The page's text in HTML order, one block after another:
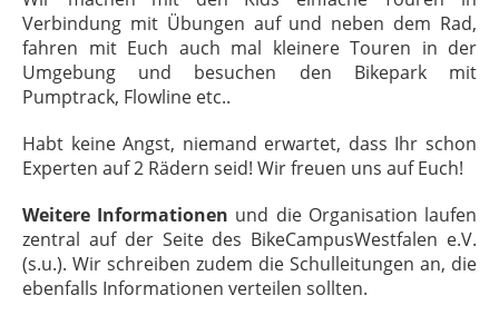
Verbindung mit Übungen auf und neben dem Rad,
fahren mit Euch auch mal kleinere Touren in der
Umgebung und besuchen den Bikepark mit
Pumptrack, Flowline etc..
Habt keine Angst, niemand erwartet, dass Ihr schon
Experten auf 2 Rädern seid! Wir freuen uns auf Euch!
Weitere Informationen und die Organisation laufen
zentral auf der Seite des BikeCampusWestfalen e.V.
(s.u.). Wir schreiben zudem die Schulleitungen an, die
ebenfalls Informationen verteilen sollten.